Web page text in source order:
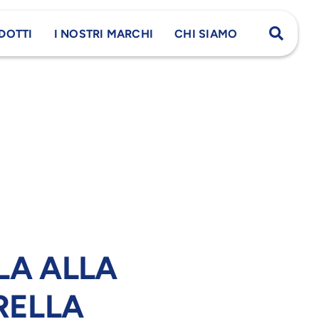
I NOSTRI MARCHI CHI SIAMO
ALLA